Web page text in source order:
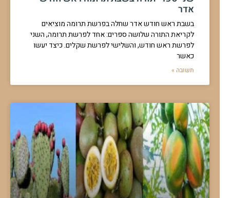
למה שיעור כזית אינו בגודל של זית
בחיי היומיום בהלכה ישנה חשיבות לשיעור מידה וכמות מדויקת כדי
להמשך לחצו כאן >>